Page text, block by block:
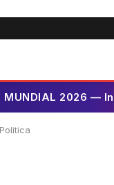
MUNDIAL 2026